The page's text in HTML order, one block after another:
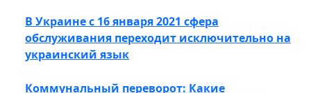
В Украине с 16 января 2021 сфера
обслуживания переходит исключительно на
украинский язык
Коммунальный переворот: Какие